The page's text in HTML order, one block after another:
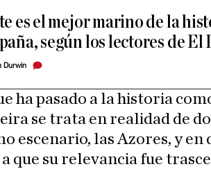
es el mejor marino de la
según los lectores de El
Durwin
ha pasado a la historia
se trata en realidad de
escenario, las Azores, y en
a que su relevancia fue